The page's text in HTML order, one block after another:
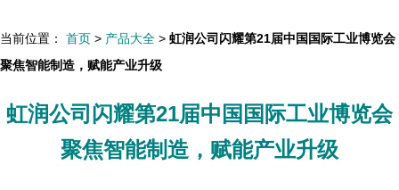
当前位置： 首页 > 产品大全 > 虹润公司闪耀第21届中国国际工业博览会
聚焦智能制造，赋能产业升级
虹润公司闪耀第21届中国国际工业博览会
聚焦智能制造，赋能产业升级